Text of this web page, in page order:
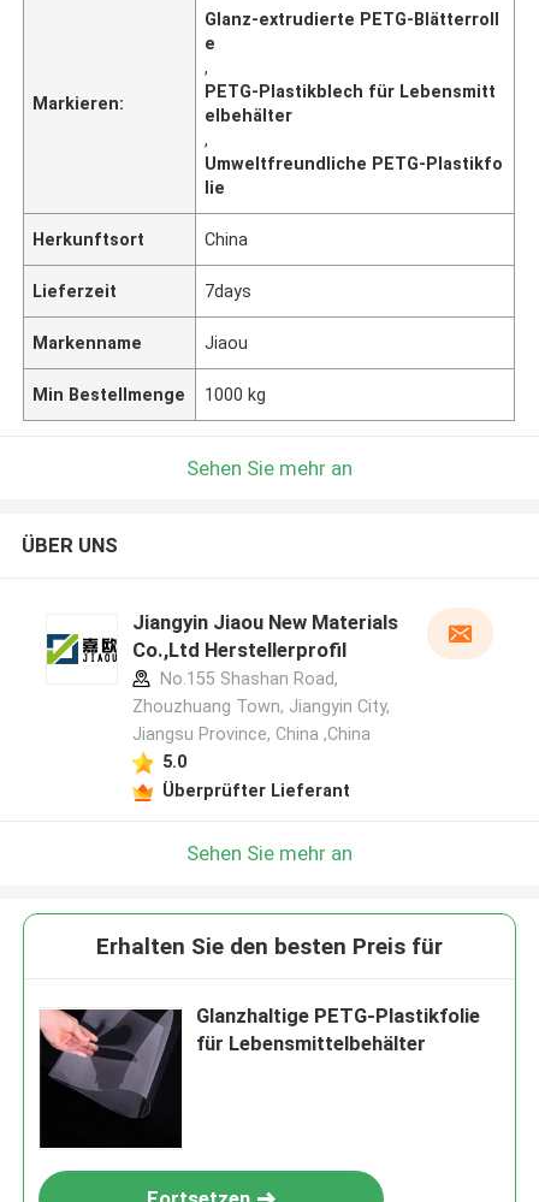
Markieren:
Glanz-extrudierte PETG-Blätterroll
e
,
PETG-Plastikblech für Lebensmitt
elbehälter
,
Umweltfreundliche PETG-Plastikfo
lie
Herkunftsort China
Lieferzeit 7days
Markenname Jiaou
Min Bestellmenge 1000 kg
Sehen Sie mehr an
ÜBER UNS
Jiangyin Jiaou New Materials
Co.,Ltd Herstellerprofil
No.155 Shashan Road,
Zhouzhuang Town, Jiangyin City,
Jiangsu Province, China ,China
5.0
Überprüfter Lieferant
Sehen Sie mehr an
Erhalten Sie den besten Preis für
Glanzhaltige PETG-Plastikfolie
für Lebensmittelbehälter